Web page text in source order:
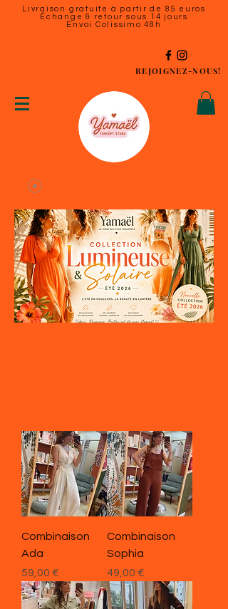
Livraison gratuite à partir de 85 euros
Échange & retour sous 14 jours
Envoi Colissimo 48h
REJOIGNEZ-NOUS!
Combinaison
Ada
Prix
59,00 €
Combinaison
Sophia
Prix
49,00 €